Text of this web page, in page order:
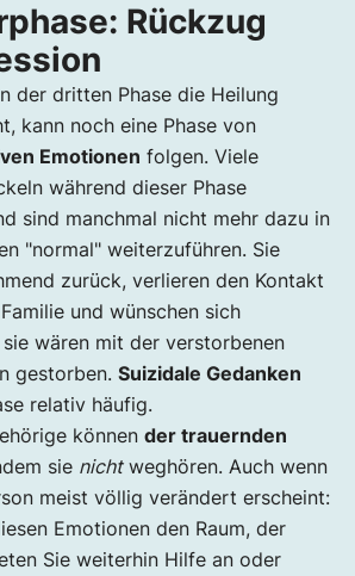
Rückzug
der dritten Phase die Heilung
kann noch eine Phase von
Emotionen folgen. Viele
während dieser Phase
sind manchmal nicht mehr dazu in
"normal" weiterzuführen. Sie
zurück, verlieren den Kontakt
und wünschen sich
wären mit der verstorbenen
gestorben. Suizidale Gedanken
relativ häufig.
können der trauernden
sie nichtweghören. Auch wenn
meist völlig verändert erscheint:
Emotionen den Raum, der
Sie weiterhin Hilfe an oder